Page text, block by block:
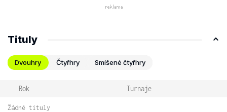
Tituly
Dvouhry Čtyřhry Smíšené čtyřhry
Rok Turnaje
Žádné tituly